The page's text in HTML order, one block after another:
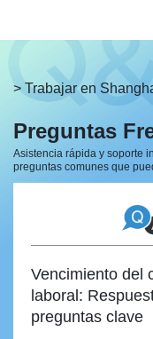
> Trabajar en
Preguntas
Asistencia rápida y soporte
preguntas comunes que
Vencimiento del
laboral:
preguntas clave